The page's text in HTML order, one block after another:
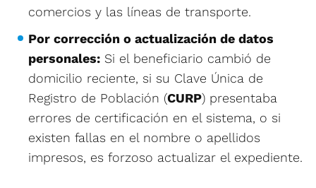
comercios y las líneas de transporte.
Por corrección o actualización de datos
personales: Si el beneficiario cambió de
domicilio reciente, si su Clave Única de
Registro de Población (CURP) presentaba
errores de certificación en el sistema, o si
existen fallas en el nombre o apellidos
impresos, es forzoso actualizar el expediente.